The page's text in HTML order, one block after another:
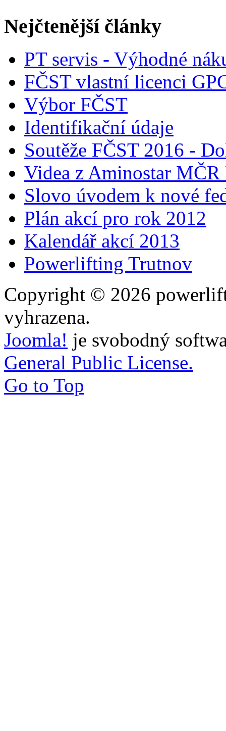
Nejčtenější články
PT servis - Výhodné
FČST vlastní licenci
Výbor FČST
Identifikační údaje
Soutěže FČST 2016 -
Videa z Aminostar MČR
Slovo úvodem k nové
Plán akcí pro rok 2012
Kalendář akcí 2013
Powerlifting Trutnov
Copyright © 2026
vyhrazena.
Joomla! je svobodný
General Public License.
Go to Top